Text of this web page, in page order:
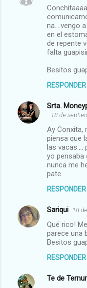
na....vengo
en el
de repente
falta
Besitos
RESPONDER
Srta.
18 de
Ay Conxita,
piensa que
las vacas....
yo pensaba
nunca me
pate...
RESPONDER
Sariqui 18
Qué rico!
parece una
Besitos
RESPONDER
Te de